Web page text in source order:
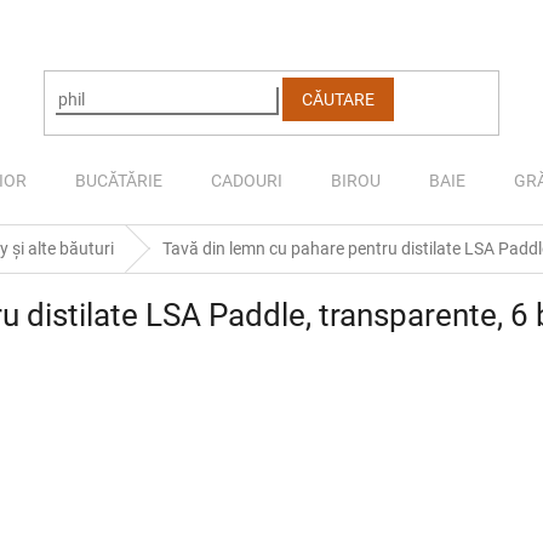
CĂUTARE
BUCĂTĂRIE CADOURI BIROU BAIE
și alte băuturi Tavă din lemn cu pahare pentru distilate LSA
distilate LSA Paddle, transparente, 6